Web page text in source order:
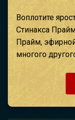
Воплотите
Стинакса
Прайм,
многого